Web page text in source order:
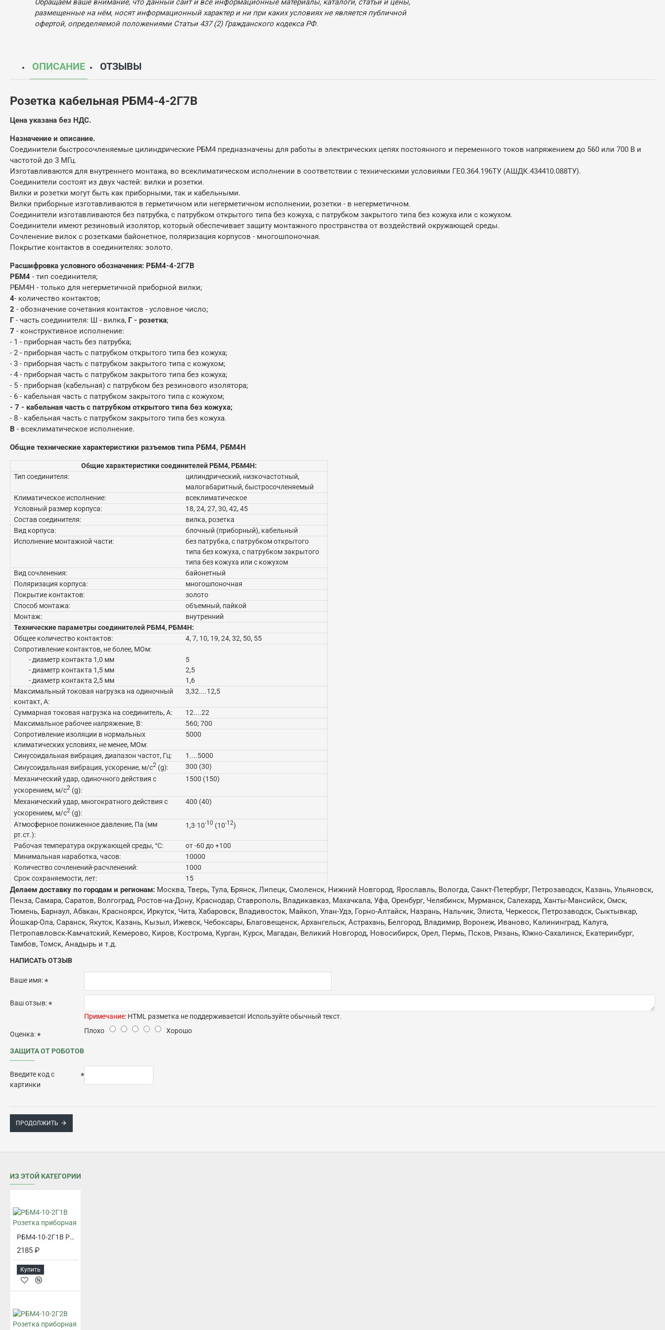
Обращаем ваше внимание, что данный сайт и все информационные материалы, каталоги, статьи и цены,
размещенные на нём, носят информационный характер и ни при каких условиях не является публичной
офертой, определяемой положениями Статьи 437 (2) Гражданского кодекса РФ.
ОПИСАНИЕ ОТЗЫВЫ
Розетка кабельная РБМ4-4-2Г7В
Цена указана без НДС.
Назначение и описание.
Соединители быстросочленяемые цилиндрические РБМ4 предназначены для работы в электрических цепях постоянного и переменного токов напряжением до 560 или 700 В и
частотой до 3 МГц.
Изготавливаются для внутреннего монтажа, во всеклиматическом исполнении в соответствии с техническими условиями ГЕ0.364.196ТУ (АШДК.434410.088ТУ).
Соединители состоят из двух частей: вилки и розетки.
Вилки и розетки могут быть как приборными, так и кабельными.
Вилки приборные изготавливаются в герметичном или негерметичном исполнении, розетки - в негерметичном.
Соединители изготавливаются без патрубка, с патрубком открытого типа без кожуха, с патрубком закрытого типа без кожуха или с кожухом.
Соединители имеют резиновый изолятор, который обеспечивает защиту монтажного пространства от воздействий окружающей среды.
Сочленение вилок с розетками байонетное, поляризация корпусов - многошпоночная.
Покрытие контактов в соединителях: золото.
Расшифровка условного обозначения: РБМ4-4-2Г7В
РБМ4 - тип соединителя;
РБМ4Н - только для негерметичной приборной вилки;
4- количество контактов;
2 - обозначение сочетания контактов - условное число;
Г - часть соединителя: Ш - вилка, Г - розетка;
7 - конструктивное исполнение:
- 1 - приборная часть без патрубка;
- 2 - приборная часть с патрубком открытого типа без кожуха;
- 3 - приборная часть с патрубком закрытого типа с кожухом;
- 4 - приборная часть с патрубком закрытого типа без кожуха;
- 5 - приборная (кабельная) с патрубком без резинового изолятора;
- 6 - кабельная часть с патрубком закрытого типа с кожухом;
- 7 - кабельная часть с патрубком открытого типа без кожуха;
- 8 - кабельная часть с патрубком закрытого типа без кожуха.
В - всеклиматическое исполнение.
Общие технические характеристики разъемов типа РБМ4, РБМ4Н
Общие характеристики соединителей РБМ4, РБМ4Н:
Тип соединителя:
цилиндрический, низкочастотный,
малогабаритный, быстросочленяемый
Климатическое исполнение:
всеклиматическое
Условный размер корпуса:
18, 24, 27, 30, 42, 45
Состав соединителя:
вилка, розетка
Вид корпуса:
блочный (приборный), кабельный
Исполнение монтажной части:
без патрубка, с патрубком открытого
типа без кожуха, с патрубком закрытого
типа без кожуха или с кожухом
Вид сочленения:
байонетный
Поляризация корпуса:
многошпоночная
Покрытие контактов:
золото
Способ монтажа:
объемный, пайкой
Монтаж:
внутренний
Технические параметры соединителей РБМ4, РБМ4Н:
Общее количество контактов:
4, 7, 10, 19, 24, 32, 50, 55
Сопротивление контактов, не более, МОм:
- диаметр контакта 1,0 мм
- диаметр контакта 1,5 мм
- диаметр контакта 2,5 мм
5
2,5
1,6
Максимальный токовая нагрузка на одиночный
контакт, А:
3,32....12,5
Суммарная токовая нагрузка на соединитель, А:
12....22
Максимальное рабочее напряжение, В:
560; 700
Сопротивление изоляции в нормальных
климатических условиях, не менее, МОм:
5000
Синусоидальная вибрация, диапазон частот, Гц:
1....5000
Синусоидальная вибрация, ускорение, м/с2 (g):
300 (30)
Механический удар, одиночного действия с
ускорением, м/с2 (g):
1500 (150)
Механический удар, многократного действия с
ускорением, м/с2 (g):
400 (40)
Атмосферное пониженное давление, Па (мм
рт.ст.):
1,3·10-10 (10-12)
Рабочая температура окружающей среды, °C:
от -60 до +100
Минимальная наработка, часов:
10000
Количество сочленений-расчленений:
1000
Срок сохраняемости, лет:
15
Делаем доставку по городам и регионам: Москва, Тверь, Тула, Брянск, Липецк, Смоленск, Нижний Новгород, Ярославль, Вологда, Санкт-Петербург, Петрозаводск, Казань, Ульяновск,
Пенза, Самара, Саратов, Волгоград, Ростов-на-Дону, Краснодар, Ставрополь, Владикавказ, Махачкала, Уфа, Оренбург, Челябинск, Мурманск, Салехард, Ханты-Мансийск, Омск,
Тюмень, Барнаул, Абакан, Красноярск, Иркутск, Чита, Хабаровск, Владивосток, Майкоп, Улан-Удэ, Горно-Алтайск, Назрань, Нальчик, Элиста, Черкесск, Петрозаводск, Сыктывкар,
Йошкар-Ола, Саранск, Якутск, Казань, Кызыл, Ижевск, Чебоксары, Благовещенск, Архангельск, Астрахань, Белгород, Владимир, Воронеж, Иваново, Калининград, Калуга,
Петропавловск-Камчатский, Кемерово, Киров, Кострома, Курган, Курск, Магадан, Великий Новгород, Новосибирск, Орел, Пермь, Псков, Рязань, Южно-Сахалинск, Екатеринбург,
Тамбов, Томск, Анадырь и т.д.
НАПИСАТЬ ОТЗЫВ
Ваше имя:
Ваш отзыв:
Примечание: HTML разметка не поддерживается! Используйте обычный текст.
Оценка: Плохо Хорошо
ЗАЩИТА ОТ РОБОТОВ
Введите код с
картинки
ПРОДОЛЖИТЬ
ИЗ ЭТОЙ КАТЕГОРИИ
РБМ4-10-2Г1В Розетка приборная
2185 ₽
Купить